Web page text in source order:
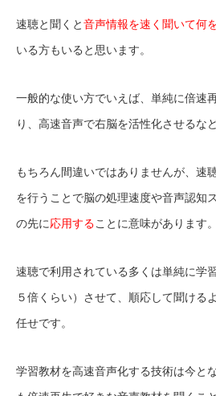
速聴と聞くと音声情報を速く聞いて何
いる方もいると思います。
一般的な使い方でいえば、単純に倍速
り、高速音声で右脳を活性化させるな
もちろん間違いではありませんが、速
を行うことで脳の処理速度や音声認知
の先に応用することに意味があります。
速聴で利用されている多くは単純に学
５倍くらい）させて、順応して聞ける
任せです。
学習教材を高速音声化する技術は今と